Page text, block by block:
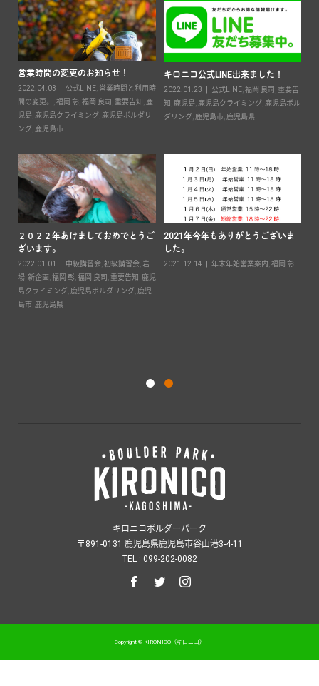
営業時間の変更のお知らせ！
2022.04.03 公式LINE, 営業時間と利用時
間の変更。
,福岡 彰,福岡 良司 , 重要告知 ,鹿
児島,鹿児島クライミング,鹿児島ボルダリ
ング,鹿児島市
キロニコ公式LINE出来ました！
2022.01.23 公式LINE, 福岡 良司
重要告
知
鹿児島 鹿児島クライミング, 鹿児島ボル
ダリング, 鹿児島市, 鹿児島県
２０２２年あけましておめでとうご
ざいます。
2022.01.01 中級講習会, 初級講習会, 岩
場, 新企画 福岡 彰 福岡 良司 重要告知
鹿児
島クライミング, 鹿児島ボルダリング, 鹿児
島市, 鹿児島県
2021年今年もありがとうございま
した。
2021.12.14 年末年始営業案内 福岡 彰
キロニコボルダーパーク
〒891-0131 鹿児島県鹿児島市谷山港3-4-11
TEL : 099-202-0082
Copyright © KIRONICO（キロニコ）